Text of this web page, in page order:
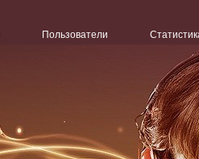
Пользователи